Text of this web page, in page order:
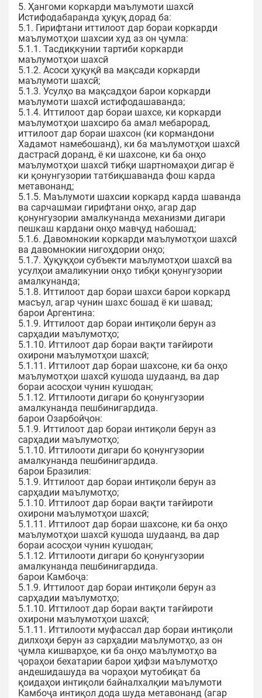
5. Ҳангоми коркарди маълумоти шахсӣ
Истифодабаранда ҳуқуқ дорад ба:
5.1. Гирифтани иттилоот дар бораи коркарди
маълумотҳои шахсии худ аз он ҷумла:
5.1.1. Тасдиқкунии тартиби коркарди
маълумотҳои шахсӣ
5.1.2. Асоси ҳуқуқӣ ва мақсади коркарди
маълумоти шахсӣ;
5.1.3. Усулҳо ва мақсадҳои барои коркарди
маълумоти шахсӣ истифодашаванда;
5.1.4. Иттилоот дар бораи шахсе, ки коркарди
маълумотҳои шахсиро ба амал мебарорад,
иттилоот дар бораи шахсон (ки кормандони
Хадамот намебошанд), ки ба маълумотҳои шахсӣ
дастрасӣ доранд, ё ки шахсоне, ки ба онҳо
маълумотҳои шахсӣ тибқи шартномаҳои дигар ё
ки қонунгузории татбиқшаванда фош карда
метавонанд;
5.1.5. Маълумоти шахсии коркард карда шаванда
ва сарчашмаи гирифтани онҳо, агар дар
қонунгузории амалкунанда механизми дигари
пешкаш кардани онҳо мавҷуд набошад;
5.1.6. Давомнокии коркарди маълумотҳои шахсӣ
ва давомнокии нигоҳдории онҳо;
5.1.7. Ҳуқуқҳои субъекти маълумотҳои шахсӣ ва
усулҳои амаликунии онҳо тибқи қонунгузории
амалкунанда;
5.1.8. Иттилоот дар бораи шахси барои коркард
масъул, агар чунин шахс бошад ё ки шавад;
барои Аргентина:
5.1.9. Иттилоот дар бораи интиқоли берун аз
сарҳадии маълумотҳо;
5.1.10. Иттилоот дар бораи вақти тағйироти
охирони маълумотҳои шахсӣ;
5.1.11. Иттилоот дар бораи шахсоне, ки ба онҳо
маълумотҳои шахсӣ кушода шудаанд, ва дар
бораи асосҳои чунин кушодан;
5.1.12. Иттилооти дигари бо қонунгузории
амалкунанда пешбинигардида.
барои Озарбойҷон:
5.1.9. Иттилоот дар бораи интиқоли берун аз
сарҳадии маълумотҳо;
5.1.10. Иттилооти дигари бо қонунгузории
амалкунанда пешбинигардида.
барои Бразилия:
5.1.9. Иттилоот дар бораи интиқоли берун аз
сарҳадии маълумотҳо;
5.1.10. Иттилоот дар бораи вақти тағйироти
охирони маълумотҳои шахсӣ;
5.1.11. Иттилоот дар бораи шахсоне, ки ба онҳо
маълумотҳои шахсӣ кушода шудаанд, ва дар
бораи асосҳои чунин кушодан;
5.1.12. Иттилооти дигари бо қонунгузории
амалкунанда пешбинигардида.
барои Камбоҷа:
5.1.9. Иттилоот дар бораи интиқоли берун аз
сарҳадии маълумотҳо;
5.1.10. Иттилоот дар бораи вақти тағйироти
охирони маълумотҳои шахсӣ;
5.1.11. Иттилооти муфассал дар бораи интиқоли
дилхоҳи берун аз сарҳадии маълумотҳо, аз он
ҷумла кишварҳое, ки ба онҳо маълумотҳо ва
ҷораҳои бехатарии барои ҳифзи маълумотҳо
андешидашуда ва чораҳои мутобиқат ба
қоидаҳои интиқоли байналхалқии маълумоти
Камбоҷа интиқол дода шуда метавонанд (агар